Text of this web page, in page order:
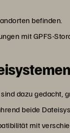
befinden.
mit GPFS-
dazu gedacht,
beide
mit